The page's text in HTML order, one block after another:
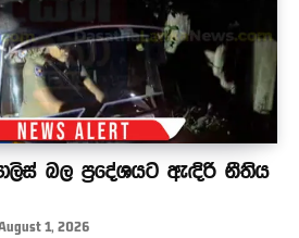
බල ප්‍රදේශයට ඇඳිරි නීතිය
1, 2026